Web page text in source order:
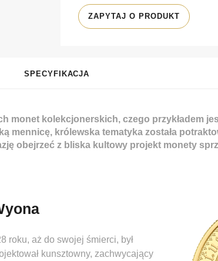
ZAPYTAJ O PRODUKT
SPECYFIKACJA
monet kolekcjonerskich, czego przykładem
mennicę, królewska tematyka została
obejrzeć z bliska kultowy projekt monety
roku, aż do swojej śmierci, był
kunsztowny, zachwycający